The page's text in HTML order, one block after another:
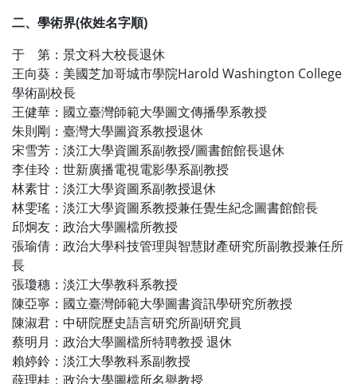
二、學術界(依姓名字順)
于 第：景文科大校長退休
王向葵：美國芝加哥城市學院Harold Washington College
學術副校長
王健華：國立臺灣師範大學圖文傳播學系教授
朱則剛：臺灣大學圖資系教授退休
宋雪芳：淡江大學資圖系副教授/圖書館館長退休
李佳玲：世新廣播電視電影學系副教授
林素甘：淡江大學資圖系副教授退休
林雯瑤：淡江大學資圖系教授兼任覺生紀念圖書館館長
邱炯友：政治大學圖檔所教授
張瑜倩：政治大學科技管理與智慧財產研究所副教授兼任所
長
張瓊穗：淡江大學教科系教授
陳亞寧：國立臺灣師範大學圖書資訊學研究所教授
陳淑君：中研院歷史語言研究所副研究員
蔡明月：政治大學圖檔所特聘教授 退休
賴婷鈴：淡江大學教科系副教授
薛理桂：政治大學圖檔所名譽教授